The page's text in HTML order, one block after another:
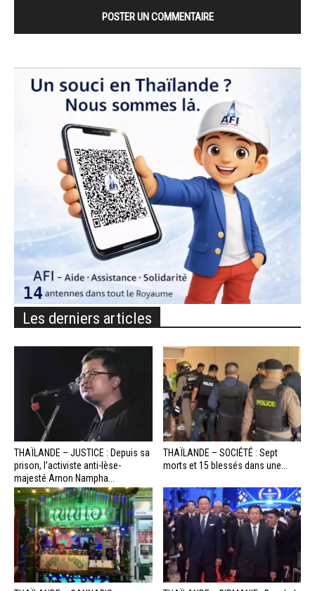
Les derniers articles
THAÏLANDE – JUSTICE : Depuis sa
prison, l’activiste anti-lèse-
majesté Arnon Nampha...
THAÏLANDE – SOCIÉTÉ : Sept
morts et 15 blessés dans une...